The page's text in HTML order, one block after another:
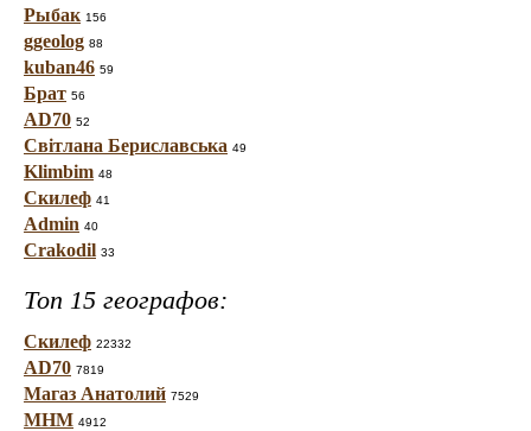
Рыбак 156
ggeolog 88
kuban46 59
Брат 56
AD70 52
Світлана Бериславська 49
Klimbim 48
Скилеф 41
Admin 40
Crakodil 33
Топ 15 географов:
Скилеф 22332
AD70 7819
Магаз Анатолий 7529
МНМ 4912